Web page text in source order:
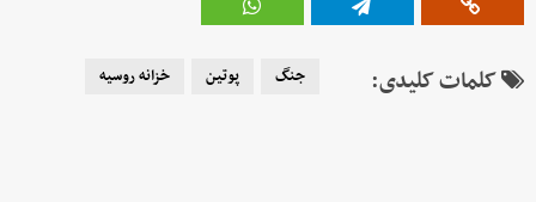
کلمات کلیدی: جنگ پوتین خزانه روسیه